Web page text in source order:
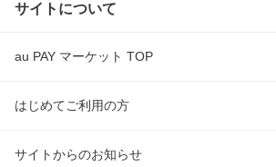
サイトについて
au PAY マーケット TOP
はじめてご利用の方
サイトからのお知らせ